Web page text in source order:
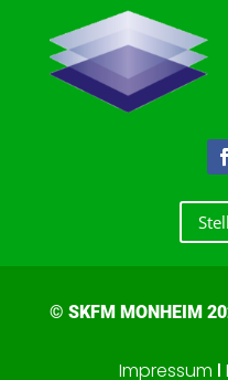
© SKFM MONHEIM
Impressum l